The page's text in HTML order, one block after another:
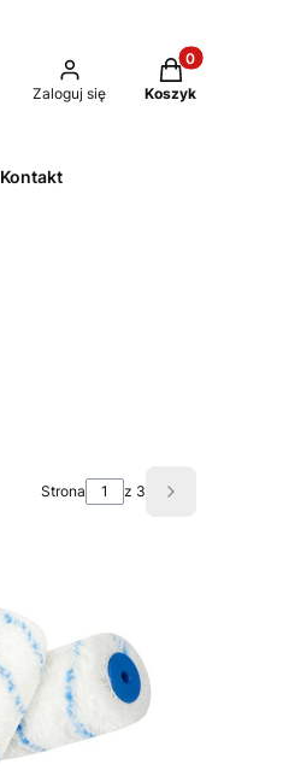
Zaloguj się
Produkty w
Koszyk
Kontakt
Strona z 3 Następne